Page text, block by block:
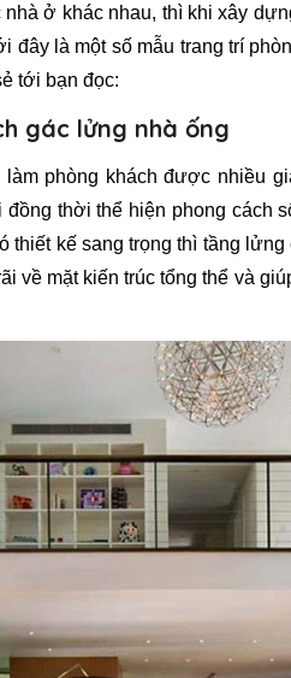
ở khác nhau, thì khi xây
đây là một số mẫu trang trí
tới bạn đọc:
gác lửng nhà ống
phòng khách được nhiều
đồng thời thể hiện phong cách
thiết kế sang trọng thì tầng
về mặt kiến trúc tổng thể và